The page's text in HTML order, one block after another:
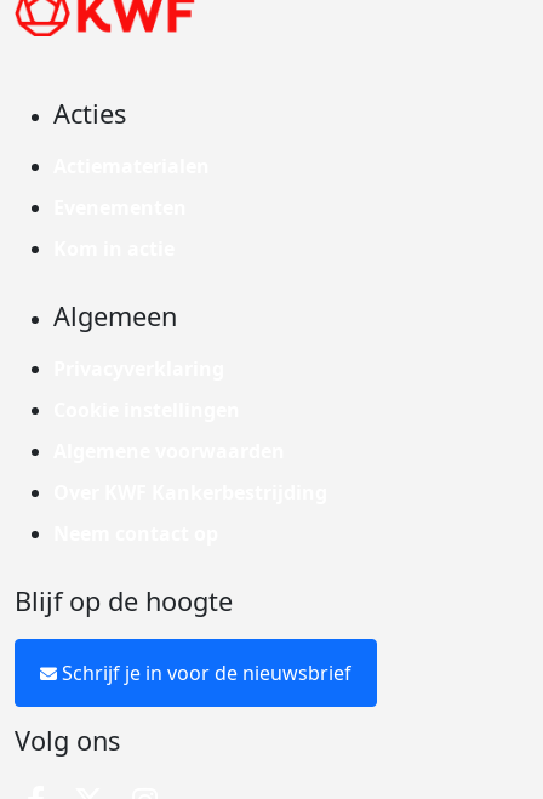
Acties
Algemeen
Blijf op de hoogte
Schrijf je in voor de nieuwsbrief
Volg ons